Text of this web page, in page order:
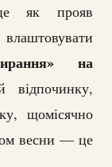
як прояв
на
відпочинку,
щомісячно
весни — це